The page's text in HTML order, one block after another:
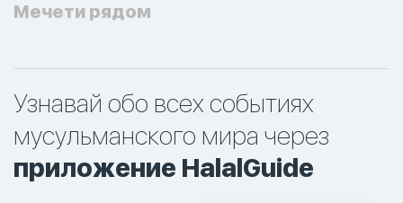
Мечети рядом
Узнавай обо всех событиях
мусульманского мира через
приложение HalalGuide